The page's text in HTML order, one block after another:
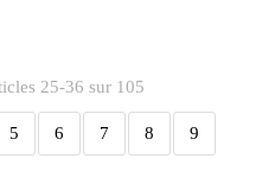
25-36 sur 105
5 6 7 8 9